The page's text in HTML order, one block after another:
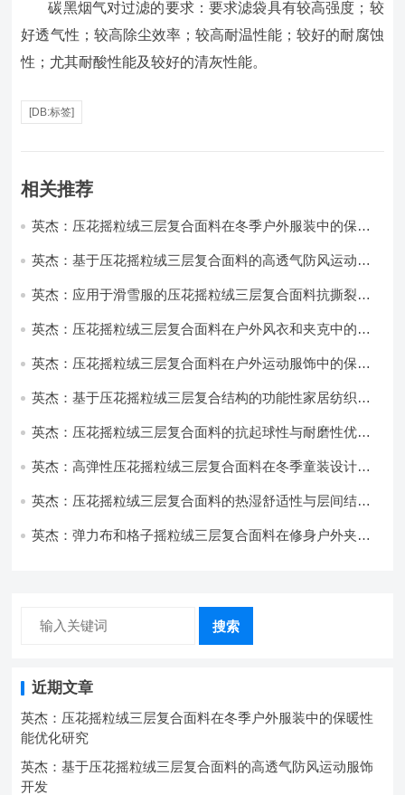
碳黑烟气对过滤的要求：要求滤袋具有较高强度；较
好透气性；较高除尘效率；较高耐温性能；较好的耐腐蚀
性；尤其耐酸性能及较好的清灰性能。
[DB:标签]
相关推荐
英杰：压花摇粒绒三层复合面料在冬季户外服装中的保暖
英杰：基于压花摇粒绒三层复合面料的高透气防风运动服
英杰：应用于滑雪服的压花摇粒绒三层复合面料抗撕裂与
英杰：压花摇粒绒三层复合面料在户外风衣和夹克中的应
英杰：压花摇粒绒三层复合面料在户外运动服饰中的保暖
英杰：基于压花摇粒绒三层复合结构的功能性家居纺织品
英杰：压花摇粒绒三层复合面料的抗起球性与耐磨性优化
英杰：高弹性压花摇粒绒三层复合面料在冬季童装设计中
英杰：压花摇粒绒三层复合面料的热湿舒适性与层间结合
英杰：弹力布和格子摇粒绒三层复合面料在修身户外夹克
搜索
近期文章
英杰：压花摇粒绒三层复合面料在冬季户外服装中的保暖性
能优化研究
英杰：基于压花摇粒绒三层复合面料的高透气防风运动服饰
开发